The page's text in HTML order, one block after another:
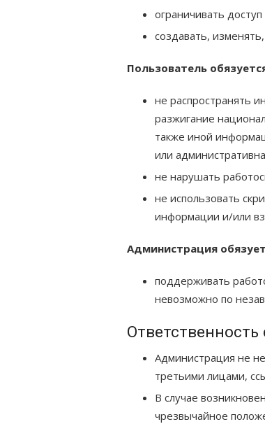
ограничивать
создавать,
Пользователь
не распространять
разжигание
также иной
или
не нарушать
не использовать
информации и/или
Администрация
поддерживать
невозможно по
Ответственность
Администрация не
третьими лицами,
В случае
чрезвычайное